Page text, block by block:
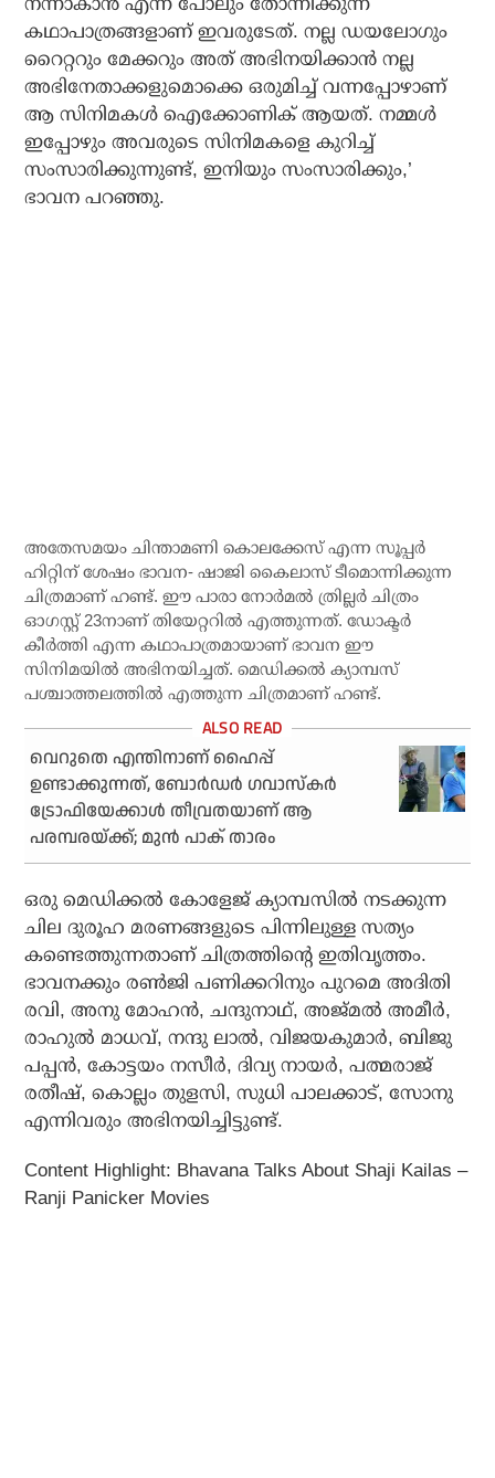
കഥാപാത്രങ്ങളാണ് ഇവരുടേത്. നല്ല ഡയലോഗും
റൈറ്ററും മേക്കറും അത് അഭിനയിക്കാന്‍ നല്ല
അഭിനേതാക്കളുമൊക്കെ ഒരുമിച്ച് വന്നപ്പോഴാണ്
ആ സിനിമകള്‍ ഐക്കോണിക് ആയത്. നമ്മള്‍
ഇപ്പോഴും അവരുടെ സിനിമകളെ കുറിച്ച്
സംസാരിക്കുന്നുണ്ട്, ഇനിയും സംസാരിക്കും,’
ഭാവന പറഞ്ഞു.
അതേസമയം ചിന്താമണി കൊലക്കേസ് എന്ന സൂപ്പര്‍
ഹിറ്റിന് ശേഷം ഭാവന- ഷാജി കൈലാസ് ടീമൊന്നിക്കുന്ന
ചിത്രമാണ് ഹണ്ട്. ഈ പാരാ നോര്‍മല്‍ ത്രില്ലര്‍ ചിത്രം
ഓഗസ്റ്റ് 23നാണ് തിയേറ്ററില്‍ എത്തുന്നത്. ഡോക്ടര്‍
കീര്‍ത്തി എന്ന കഥാപാത്രമായാണ് ഭാവന ഈ
സിനിമയില്‍ അഭിനയിച്ചത്. മെഡിക്കല്‍ ക്യാമ്പസ്
പശ്ചാത്തലത്തില്‍ എത്തുന്ന ചിത്രമാണ് ഹണ്ട്.
വെറുതെ എന്തിനാണ് ഹൈപ്പ്
ഉണ്ടാക്കുന്നത്, ബോര്‍ഡര്‍ ഗവാസ്‌കര്‍
ട്രോഫിയേക്കാള്‍ തീവ്രതയാണ് ആ
പരമ്പരയ്ക്ക്; മുന്‍ പാക് താരം
ഒരു മെഡിക്കല്‍ കോളേജ് ക്യാമ്പസില്‍ നടക്കുന്ന
ചില ദുരൂഹ മരണങ്ങളുടെ പിന്നിലുള്ള സത്യം
കണ്ടെത്തുന്നതാണ് ചിത്രത്തിന്റെ ഇതിവൃത്തം.
ഭാവനക്കും രണ്‍ജി പണിക്കറിനും പുറമെ അദിതി
രവി, അനു മോഹന്‍, ചന്ദുനാഥ്, അജ്മല്‍ അമീര്‍,
രാഹുല്‍ മാധവ്, നന്ദു ലാല്‍, വിജയകുമാര്‍, ബിജു
പപ്പന്‍, കോട്ടയം നസീര്‍, ദിവ്യ നായര്‍, പത്മരാജ്
രതീഷ്, കൊല്ലം തുളസി, സുധി പാലക്കാട്, സോനു
എന്നിവരും അഭിനയിച്ചിട്ടുണ്ട്.
Content Highlight: Bhavana Talks About Shaji Kailas –
Ranji Panicker Movies